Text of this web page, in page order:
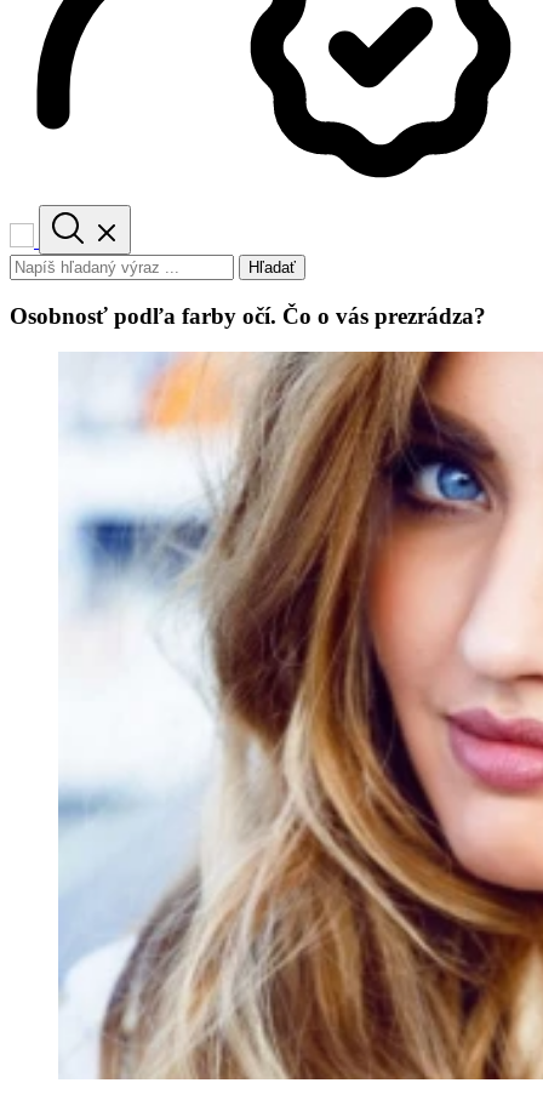
Hľadať
Osobnosť podľa farby očí. Čo o vás prezrádza?